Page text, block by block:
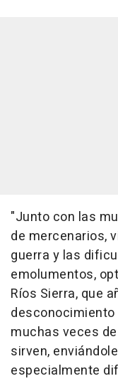
"Junto con las
de mercenarios,
guerra y las
emolumentos,
Ríos Sierra, que
desconocimiento
muchas veces
sirven,
especialmente